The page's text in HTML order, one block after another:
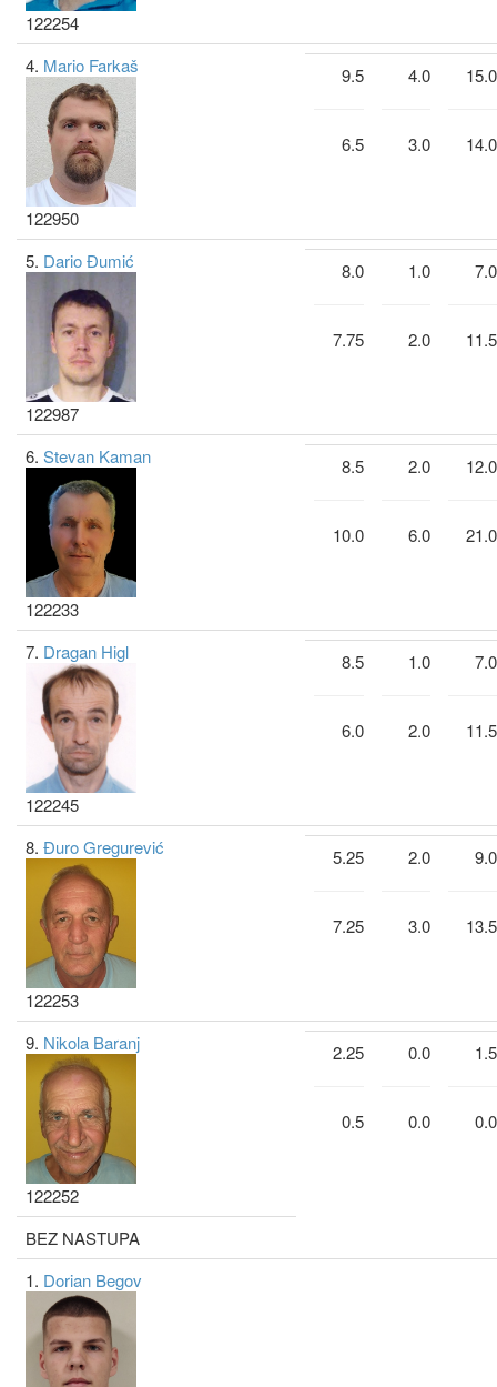
122254
4. Mario Farkaš
122950
9.5
6.5
4.0
3.0
15.0
14.0
5. Dario Đumić
122987
8.0
7.75
1.0
2.0
7.0
11.5
6. Stevan Kaman
122233
8.5
10.0
2.0
6.0
12.0
21.0
7. Dragan Higl
122245
8.5
6.0
1.0
2.0
7.0
11.5
8. Đuro Gregurević
122253
5.25
7.25
2.0
3.0
9.0
13.5
9. Nikola Baranj
122252
2.25
0.5
0.0
0.0
1.5
0.0
BEZ NASTUPA
1. Dorian Begov